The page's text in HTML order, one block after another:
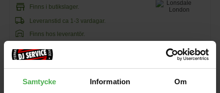
Samtycke Information Om
store Finns i butikslager.
local_shipping Leveranstid ca 1-3 vardagar.
warehouse Finns hos leverantör.
350 kr
129 kr/st